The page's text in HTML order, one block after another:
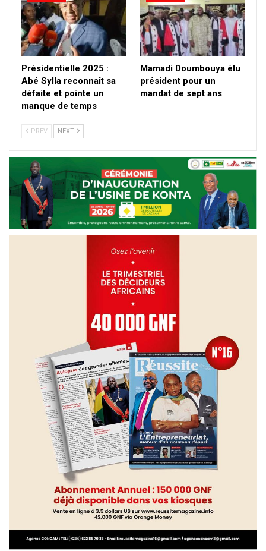
Présidentielle 2025 :
Abé Sylla reconnaît sa
défaite et pointe un
manque de temps
Mamadi Doumbouya élu
président pour un
mandat de sept ans
PREV NEXT